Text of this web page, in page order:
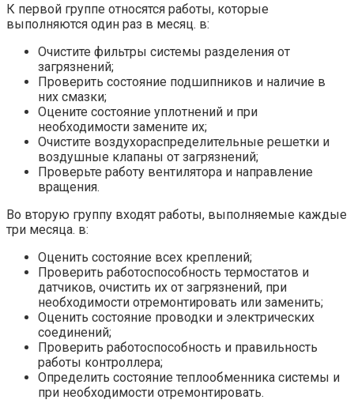
К первой группе относятся работы, которые
выполняются один раз в месяц. в:
Очистите фильтры системы разделения от
загрязнений;
Проверить состояние подшипников и наличие в
них смазки;
Оцените состояние уплотнений и при
необходимости замените их;
Очистите воздухораспределительные решетки и
воздушные клапаны от загрязнений;
Проверьте работу вентилятора и направление
вращения.
Во вторую группу входят работы, выполняемые каждые
три месяца. в:
Оценить состояние всех креплений;
Проверить работоспособность термостатов и
датчиков, очистить их от загрязнений, при
необходимости отремонтировать или заменить;
Оценить состояние проводки и электрических
соединений;
Проверить работоспособность и правильность
работы контроллера;
Определить состояние теплообменника системы и
при необходимости отремонтировать.